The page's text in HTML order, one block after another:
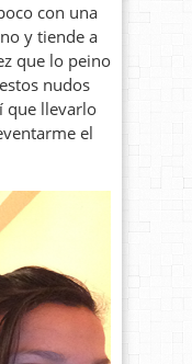
con una
y tiende a
que lo peino
nudos
que llevarlo
el